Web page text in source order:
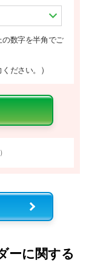
の数字を半角でご
ださい。 ）
ーに関する